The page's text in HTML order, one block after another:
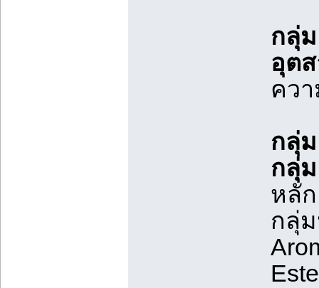
กลุ่
อุต
คว
กลุ่
กลุ่
หลั
กลุ่ม